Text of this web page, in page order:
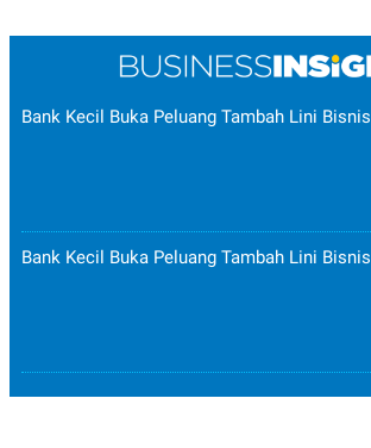
Bank Kecil Buka Peluang Tambah Lini Bisnis
Bank Kecil Buka Peluang Tambah Lini Bisnis